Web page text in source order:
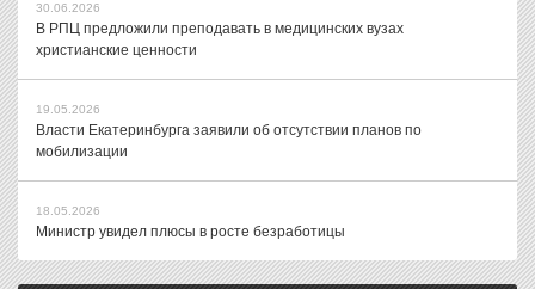
30.06.2026
В РПЦ предложили преподавать в медицинских вузах
христианские ценности
19.05.2026
Власти Екатеринбурга заявили об отсутствии планов по
мобилизации
18.05.2026
Министр увидел плюсы в росте безработицы